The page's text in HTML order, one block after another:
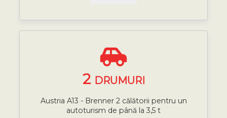
2 DRUMURI
Austria A13 - Brenner 2 călătorii pentru un
autoturism de până la 3,5 t